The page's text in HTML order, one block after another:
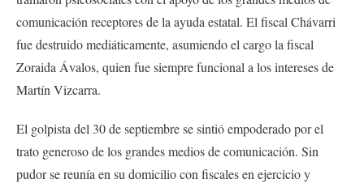
comunicación receptores de la ayuda estatal. El fiscal Chávarri
fue destruido mediáticamente, asumiendo el cargo la fiscal
Zoraida Ávalos, quien fue siempre funcional a los intereses de
Martín Vizcarra.
El golpista del 30 de septiembre se sintió empoderado por el
trato generoso de los grandes medios de comunicación. Sin
pudor se reunía en su domicilio con fiscales en ejercicio y